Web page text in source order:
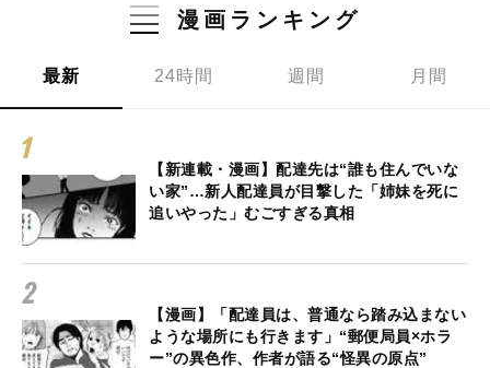
漫画ランキング
最新 24時間 週間 月間
【新連載・漫画】配達先は“誰も住んでいな
い家”…新人配達員が目撃した「姉妹を死に
追いやった」むごすぎる真相
【漫画】「配達員は、普通なら踏み込まない
ような場所にも行きます」“郵便局員×ホラ
ー”の異色作、作者が語る“怪異の原点”